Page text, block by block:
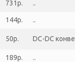
731р. ..
144р. ..
50р. DC-DC
189р. ..